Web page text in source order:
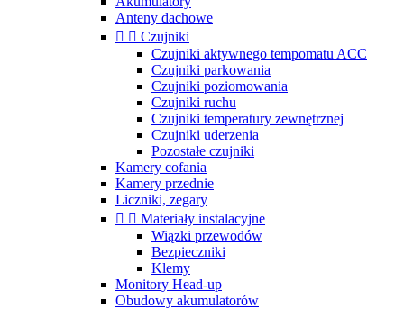
Anteny dachowe
  Czujniki
Czujniki aktywnego tempomatu ACC
Czujniki parkowania
Czujniki poziomowania
Czujniki ruchu
Czujniki temperatury zewnętrznej
Czujniki uderzenia
Pozostałe czujniki
Kamery cofania
Kamery przednie
Liczniki, zegary
  Materiały instalacyjne
Wiązki przewodów
Bezpieczniki
Klemy
Monitory Head-up
Obudowy akumulatorów